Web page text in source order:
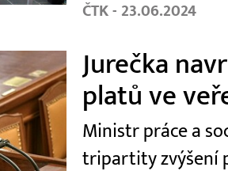
ČTK - 23.06.2024
Jurečka
platů ve
Ministr práce a
tripartity zvýšení